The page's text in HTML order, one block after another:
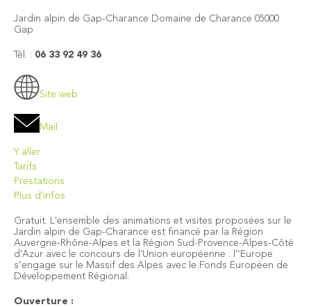
Jardin alpin de Gap-Charance Domaine de Charance 05000
Gap
Tél. : 06 33 92 49 36
Site web
Mail
Y aller
Tarifs
Prestations
Plus d'infos
Gratuit. L'ensemble des animations et visites proposées sur le
Jardin alpin de Gap-Charance est financé par la Région
Auvergne-Rhône-Alpes et la Région Sud-Provence-Alpes-Côté
d'Azur avec le concours de l'Union européenne : l'’Europe
s’engage sur le Massif des Alpes avec le Fonds Européen de
Développement Régional.
Ouverture :